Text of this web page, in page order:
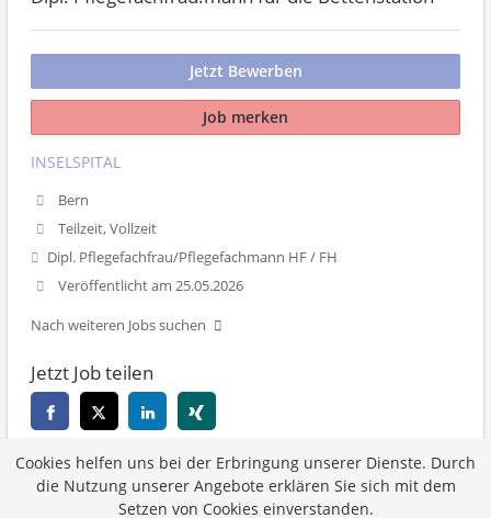
Jetzt Bewerben
Job merken
INSELSPITAL
Bern
Teilzeit, Vollzeit
Dipl. Pflegefachfrau/Pflegefachmann HF / FH
Veröffentlicht am 25.05.2026
Nach weiteren Jobs suchen
Jetzt Job teilen
Zurück
Cookies helfen uns bei der Erbringung unserer Dienste. Durch
die Nutzung unserer Angebote erklären Sie sich mit dem
Setzen von Cookies einverstanden.